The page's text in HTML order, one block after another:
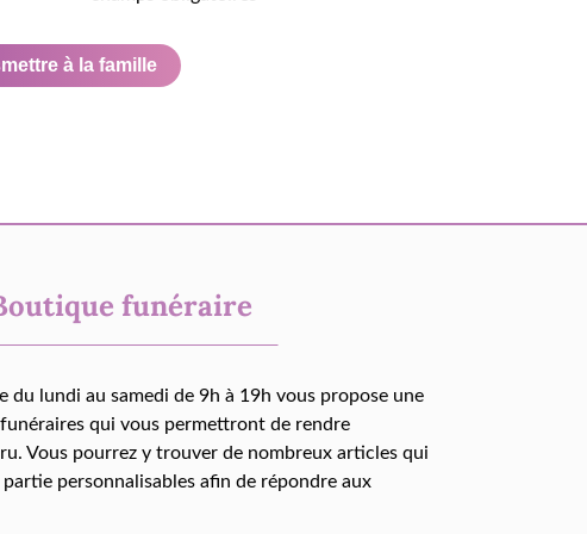
à la famille
funéraire
du lundi au samedi de 9h à 19h vous propose une
funéraires qui vous permettront de rendre
Vous pourrez y trouver de nombreux articles qui
personnalisables afin de répondre aux